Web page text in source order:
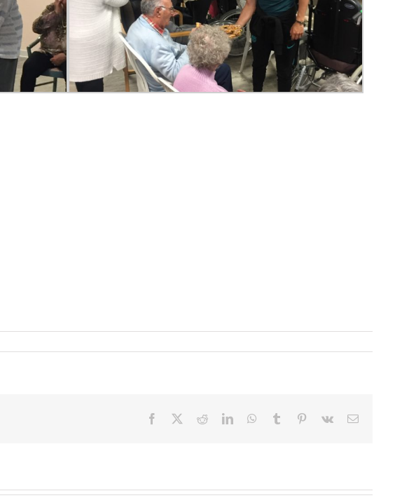
Facebook RedditLinkedInWhatsApp
Tumblr Pinterest
Vk Email